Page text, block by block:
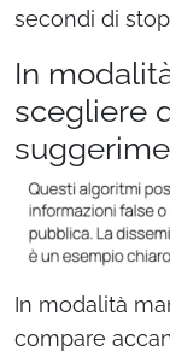
secondi di
In
scegliere
In modalità
compare